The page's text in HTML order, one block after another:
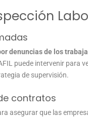
denuncias de los
puede intervenir para
de supervisión.
contratos
asegurar que las